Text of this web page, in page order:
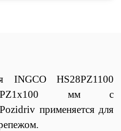
INGCO HS28PZ1100
PZ1x100 мм с
применяется для